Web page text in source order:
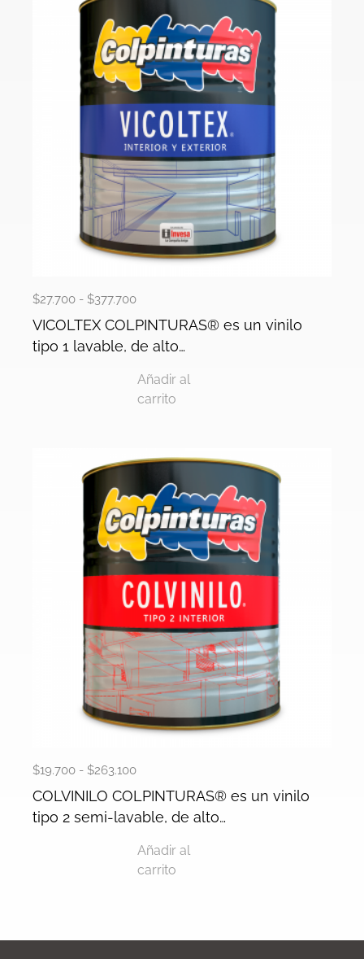
$27.700 - $377.700
VICOLTEX COLPINTURAS® es un vinilo
tipo 1 lavable, de alto…
Añadir al
carrito
$19.700 - $263.100
COLVINILO COLPINTURAS® es un vinilo
tipo 2 semi-lavable, de alto…
Añadir al
carrito